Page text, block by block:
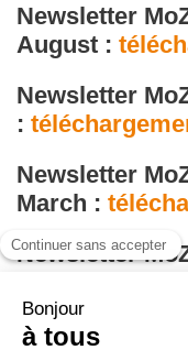
Newsletter
August :
Newsletter
:
Newsletter
March :
Newsletter